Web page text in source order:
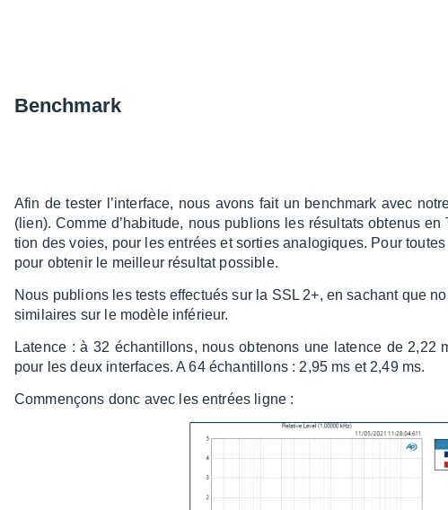
Bench­mark
Afin de tester l’in­ter­face, nous avons fait un bench­mark avec
(lien). Comme d’ha­bi­tude, nous publions les résul­tats obte­nus
tion des voies, pour les entrées et sorties analo­giques. Pour
pour obte­nir le meilleur résul­tat possible.
Nous publions les tests effec­tués sur la SSL 2+, en sachant que
simi­laires sur le modèle infé­rieur.
Latence : à 32 échan­tillons, nous obte­nons une latence de 2,22
pour les deux inter­faces. A 64 échan­tillons : 2,95 ms et 2,49 ms.
Commençons donc avec les entrées ligne :